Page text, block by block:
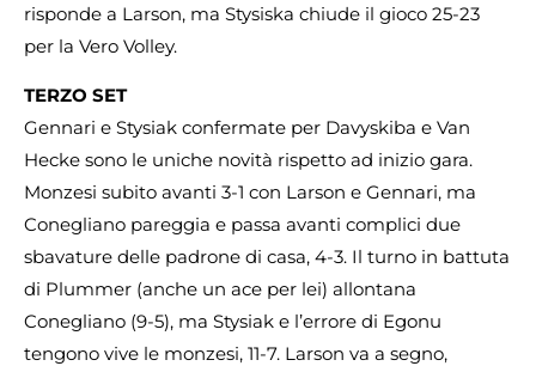
risponde a Larson, ma Stysiska chiude il gioco 25-23
per la Vero Volley.
TERZO SET
Gennari e Stysiak confermate per Davyskiba e Van
Hecke sono le uniche novità rispetto ad inizio gara.
Monzesi subito avanti 3-1 con Larson e Gennari, ma
Conegliano pareggia e passa avanti complici due
sbavature delle padrone di casa, 4-3. Il turno in battuta
di Plummer (anche un ace per lei) allontana
Conegliano (9-5), ma Stysiak e l’errore di Egonu
tengono vive le monzesi, 11-7. Larson va a segno,